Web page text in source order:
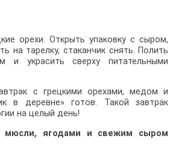
орехи. Открыть упаковку с сыром,
на тарелку, стаканчик снять. Полить
украсить сверху питательными
с грецкими орехами, медом и
в деревне» готов. Такой завтрак
на целый день!
мюсли, ягодами и свежим сыром